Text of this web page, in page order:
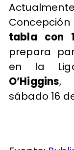
tabla con
prepara
en la
O’Higgins,
sábado 16